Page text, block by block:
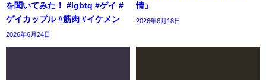
を聞いてみた！ #lgbtq #ゲイ #
ゲイカップル #筋肉 #イケメン
2026年6月24日
情」
2026年6月18日